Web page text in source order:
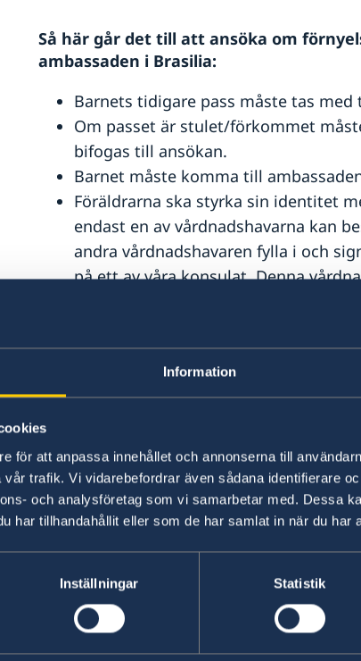
Information
för att anpassa innehållet och annonserna till
trafik. Vi vidarebefordrar även sådana identifierare
och analysföretag som vi samarbetar med. Dessa
har tillhandahållit eller som de har samlat in när du har
Inställningar Statistik
Så här går det till att ansöka om
ambassaden i Brasilia:
Barnets tidigare pass måste tas med
Om passet är stulet/förkommet
bifogas till ansökan.
Barnet måste komma till
Föräldrarna ska styrka sin identitet
endast en av vårdnadshavarna kan
andra vårdnadshavaren fylla i och
på ett av våra konsulat. Denna
Underskriften för vårdnadshavaren
Giltighetstiden för blanketten
Har barnet endast en
aktuellt personbevis där det framgår.
Om barnet är fött utomlands ska
med.
Minderåriga behöver endast följa
Vårdnadshavare kan hämta pass för
identifiera sig med giltigt pass eller
Insättningskvitto för avgiften för
avgiftslistan
Blanketten
"Uppgifter för utredning
passansökan görs på ambassaden.